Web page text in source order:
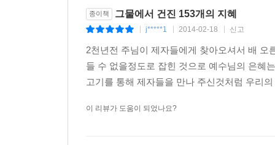
종이책 그물에서 건진 153개의 지혜
j*****1 2014-02-18 신고
2천년전 주님이 제자들에게 찾아오셔서 배
들 수 없을정도로 잡힌 것으로 예수님의 은혜
고기를 통해 제자들을 만나 주신것처럼 우리
이 리뷰가 도움이 되었나요?